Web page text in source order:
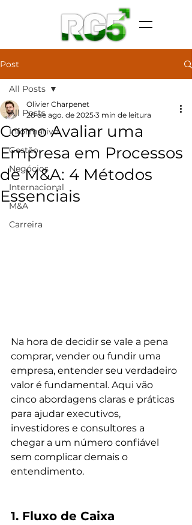
Post
All Posts
Informativo
Gestão
Negócios
Internacional
M&A
Carreira
All Posts
Como Avaliar uma
Empresa em Processos
de M&A: 4 Métodos
Essenciais
Olivier Charpenet
28 de ago. de 2025 3 min de leitura
Na hora de decidir se vale a pena
comprar, vender ou fundir uma
empresa, entender seu verdadeiro
valor é fundamental. Aqui vão
cinco abordagens claras e práticas
para ajudar executivos,
investidores e consultores a
chegar a um número confiável
sem complicar demais o
entendimento.
1. Fluxo de Caixa